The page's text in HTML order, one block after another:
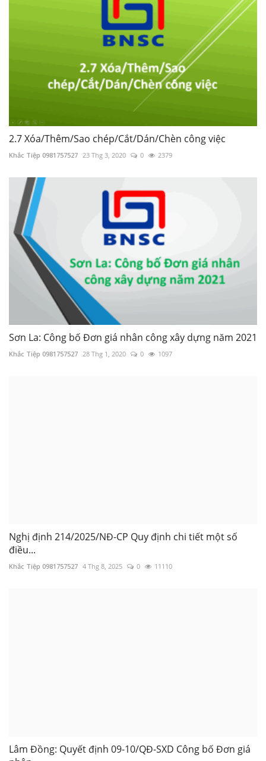
2.7 Xóa/Thêm/Sao chép/Cắt/Dán/Chèn công việc
Khắc Tiệp 0981757527 23 Thg 3, 2020 0 2379
Sơn La: Công bố Đơn giá nhân công xây dựng năm 2021
Khắc Tiệp 0981757527 28 Thg 1, 2020 0 1097
điều...
nhân...